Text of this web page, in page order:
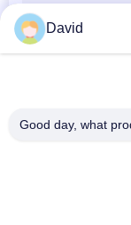
David
Good day, what